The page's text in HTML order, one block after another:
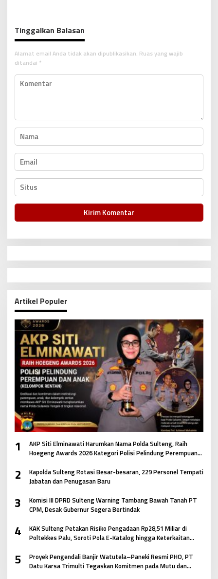
i
p
o
s
Tinggalkan Balasan
Alamat email Anda tidak akan dipublikasikan. Ruas yang wajib
ditandai *
Artikel Populer
1
AKP Siti Elminawati Harumkan Nama Polda Sulteng, Raih
Hoegeng Awards 2026 Kategori Polisi Pelindung Perempuan
2
Kapolda Sulteng Rotasi Besar-besaran, 229 Personel Tempati
Jabatan dan Penugasan Baru
3
Komisi III DPRD Sulteng Warning Tambang Bawah Tanah PT
CPM, Desak Gubernur Segera Bertindak
4
KAK Sulteng Petakan Risiko Pengadaan Rp28,51 Miliar di
Poltekkes Palu, Soroti Pola E-Katalog hingga Keterkaitan
5
Proyek Pengendali Banjir Watutela–Paneki Resmi PHO, PT
Datu Karsa Trimulti Tegaskan Komitmen pada Mutu dan